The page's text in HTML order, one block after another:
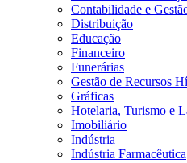
Contabilidade e
Distribuição
Educação
Financeiro
Funerárias
Gestão de Recursos
Gráficas
Hotelaria, Turismo e
Imobiliário
Indústria
Indústria Farmacêutica